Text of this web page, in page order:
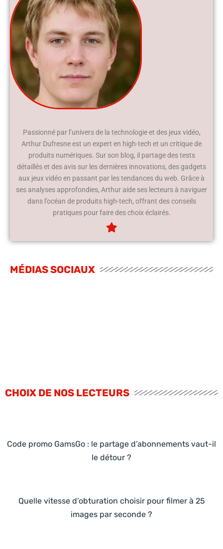
Passionné par l’univers de la technologie et des jeux vidéo,
Arthur Dufresne est un expert en high-tech et un critique de
produits numériques. Sur son blog, il partage des tests
détaillés et des avis sur les dernières innovations, des gadgets
aux jeux vidéo en passant par les tendances du web. Grâce à
ses analyses approfondies, Arthur aide ses lecteurs à naviguer
dans l’océan de produits high-tech, offrant des conseils
pratiques pour faire des choix éclairés.
MÉDIAS SOCIAUX
CHOIX DE NOS LECTEURS
Code promo GamsGo : le partage d’abonnements vaut-il
le détour ?
Quelle vitesse d’obturation choisir pour filmer à 25
images par seconde ?